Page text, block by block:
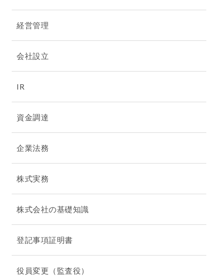
経営管理
会社設立
IR
資金調達
企業法務
株式実務
株式会社の基礎知識
登記事項証明書
役員変更（監査役）